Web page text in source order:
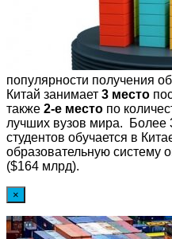
популярности получения
Китай занимает 3 место
также 2-е место по
лучших вузов мира. Более
студентов обучается в
образовательную систему
($164 млрд).
×